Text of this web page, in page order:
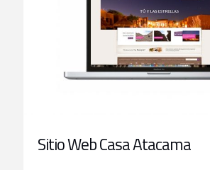
Sitio Web Casa Atacama